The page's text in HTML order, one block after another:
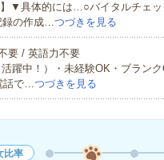
】▼具体的には…○バイタルチェ
録の作成…つづきを見る
要 / 英語力不要
躍中！）・未経験OK・ブラン
話で…つづきを見る
比率